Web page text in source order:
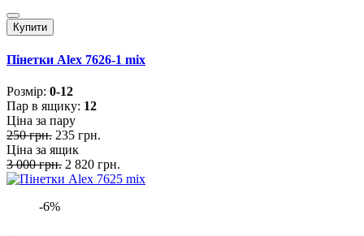
Купити
Пінетки Alex 7626-1 mix
Розмiр: 0-12
Пар в ящику: 12
Ціна за пару
250 грн. 235 грн.
Ціна за ящик
3 000 грн. 2 820 грн.
-6%